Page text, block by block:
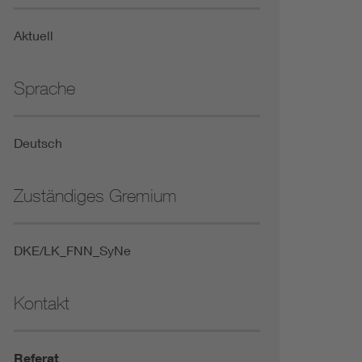
Aktuell
Sprache
Deutsch
Zuständiges Gremium
DKE/LK_FNN_SyNe
Kontakt
Referat